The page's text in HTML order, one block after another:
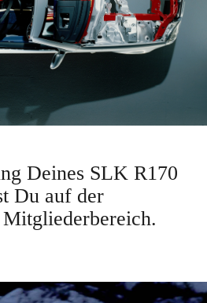
Deines SLK R170
Du auf der